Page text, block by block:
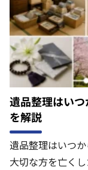
遺品整理はい
を解説
遺品整理はいつ
大切な方を亡く